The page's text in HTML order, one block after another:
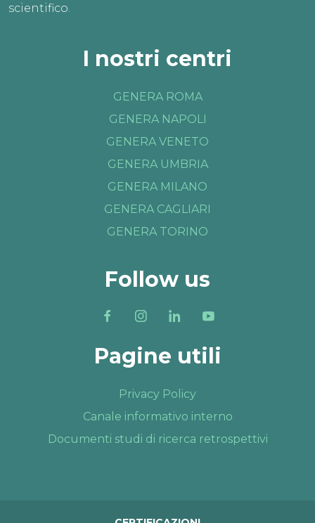
scientifico.
I nostri centri
GENERA ROMA
GENERA NAPOLI
GENERA VENETO
GENERA UMBRIA
GENERA MILANO
GENERA CAGLIARI
GENERA TORINO
Follow us
Pagine utili
Privacy Policy
Canale informativo interno
Documenti studi di ricerca retrospettivi